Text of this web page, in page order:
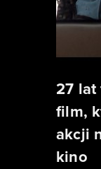
27 lat
film,
akcji
kino